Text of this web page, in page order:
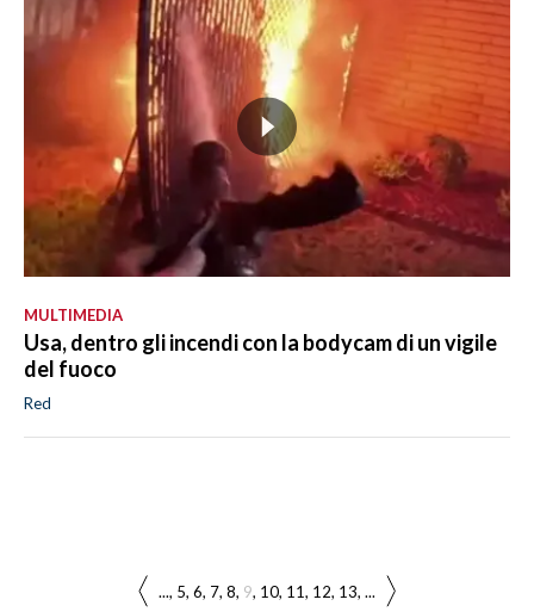
MULTIMEDIA
Usa, dentro gli incendi con la bodycam di un vigile
del fuoco
Red
... 5 6 7 8 9 10 11 12 13 ...